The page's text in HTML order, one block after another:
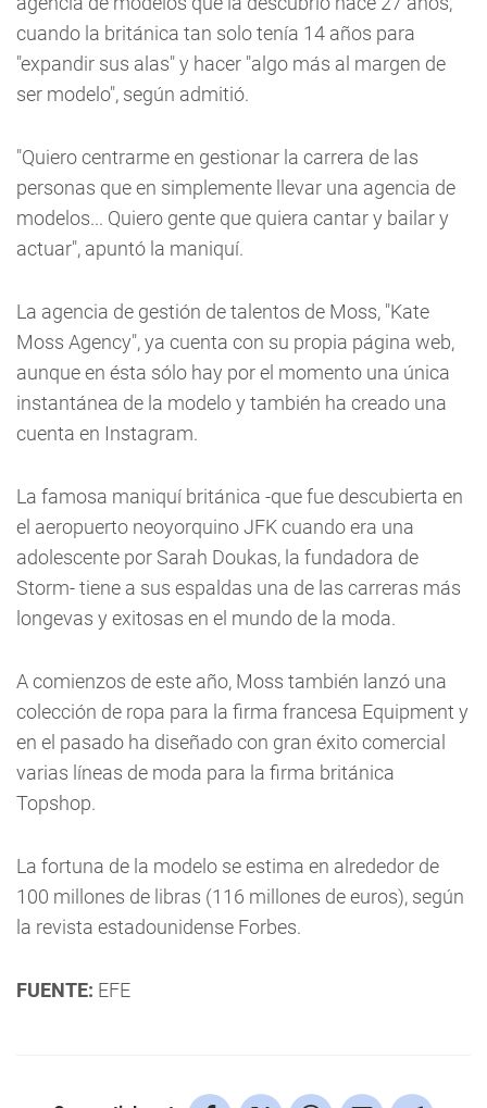
cuando la británica tan solo tenía 14 años para
"expandir sus alas" y hacer "algo más al margen de
ser modelo", según admitió.
"Quiero centrarme en gestionar la carrera de las
personas que en simplemente llevar una agencia de
modelos... Quiero gente que quiera cantar y bailar y
actuar", apuntó la maniquí.
La agencia de gestión de talentos de Moss, "Kate
Moss Agency", ya cuenta con su propia página web,
aunque en ésta sólo hay por el momento una única
instantánea de la modelo y también ha creado una
cuenta en Instagram.
La famosa maniquí británica -que fue descubierta en
el aeropuerto neoyorquino JFK cuando era una
adolescente por Sarah Doukas, la fundadora de
Storm- tiene a sus espaldas una de las carreras más
longevas y exitosas en el mundo de la moda.
A comienzos de este año, Moss también lanzó una
colección de ropa para la firma francesa Equipment y
en el pasado ha diseñado con gran éxito comercial
varias líneas de moda para la firma británica
Topshop.
La fortuna de la modelo se estima en alrededor de
100 millones de libras (116 millones de euros), según
la revista estadounidense Forbes.
FUENTE: EFE